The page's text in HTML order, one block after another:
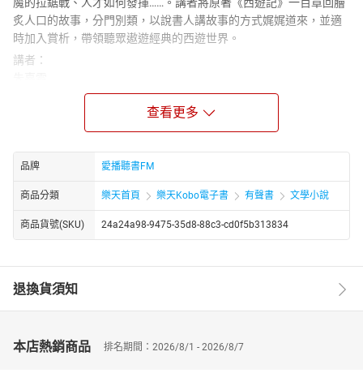
炙人口的故事，分門別類，以說書人講故事的方式娓娓道來，並適
時加入賞析，帶領聽眾遨遊經典的西遊世界。
講者：
國立中央大學中國文學博士，國立宜蘭大學人文暨科學教育中心副
教授，精通紅樓夢等古典小說，當代文學，西洋女性小說。現任國
立東華大學華語文中心主任；為漢聲廣播電台「文學大觀園」節目
製作、主持；《人間福報》專欄主筆； 台灣紅樓夢學會會長；第52
屆廣播金鐘獎得主，亦在各地讀書會講述經典文學。
章節：
476 第一百回(二)唐僧晉見太宗述經歷
477 第一百回(三)太宗作文謝唐僧
查看更多
品牌 愛播聽書FM
商品分類 樂天首頁 樂天Kobo電子書 有聲書 文學小說
商品貨號(SKU) 24a24a98-9475-35d8-88c3-cd0f5b313834
退換貨須知
本店熱銷商品 排名期間：2026/8/1 - 2026/8/7